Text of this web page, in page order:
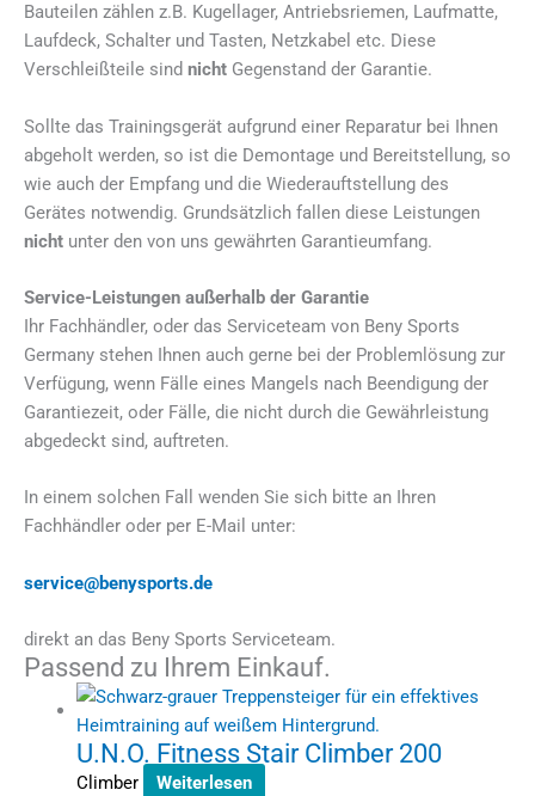
Bauteilen zählen z.B. Kugellager, Antriebsriemen, Laufmatte,
Laufdeck, Schalter und Tasten, Netzkabel etc. Diese
Verschleißteile sind nicht Gegenstand der Garantie.
Sollte das Trainingsgerät aufgrund einer Reparatur bei Ihnen
abgeholt werden, so ist die Demontage und Bereitstellung, so
wie auch der Empfang und die Wiederauftstellung des
Gerätes notwendig. Grundsätzlich fallen diese Leistungen
nicht unter den von uns gewährten Garantieumfang.
Service-Leistungen außerhalb der Garantie
Ihr Fachhändler, oder das Serviceteam von Beny Sports
Germany stehen Ihnen auch gerne bei der Problemlösung zur
Verfügung, wenn Fälle eines Mangels nach Beendigung der
Garantiezeit, oder Fälle, die nicht durch die Gewährleistung
abgedeckt sind, auftreten.
In einem solchen Fall wenden Sie sich bitte an Ihren
Fachhändler oder per E-Mail unter:
service@benysports.de
direkt an das Beny Sports Serviceteam.
Passend zu Ihrem Einkauf.
U.N.O. Fitness Stair Climber 200
Climber
Weiterlesen